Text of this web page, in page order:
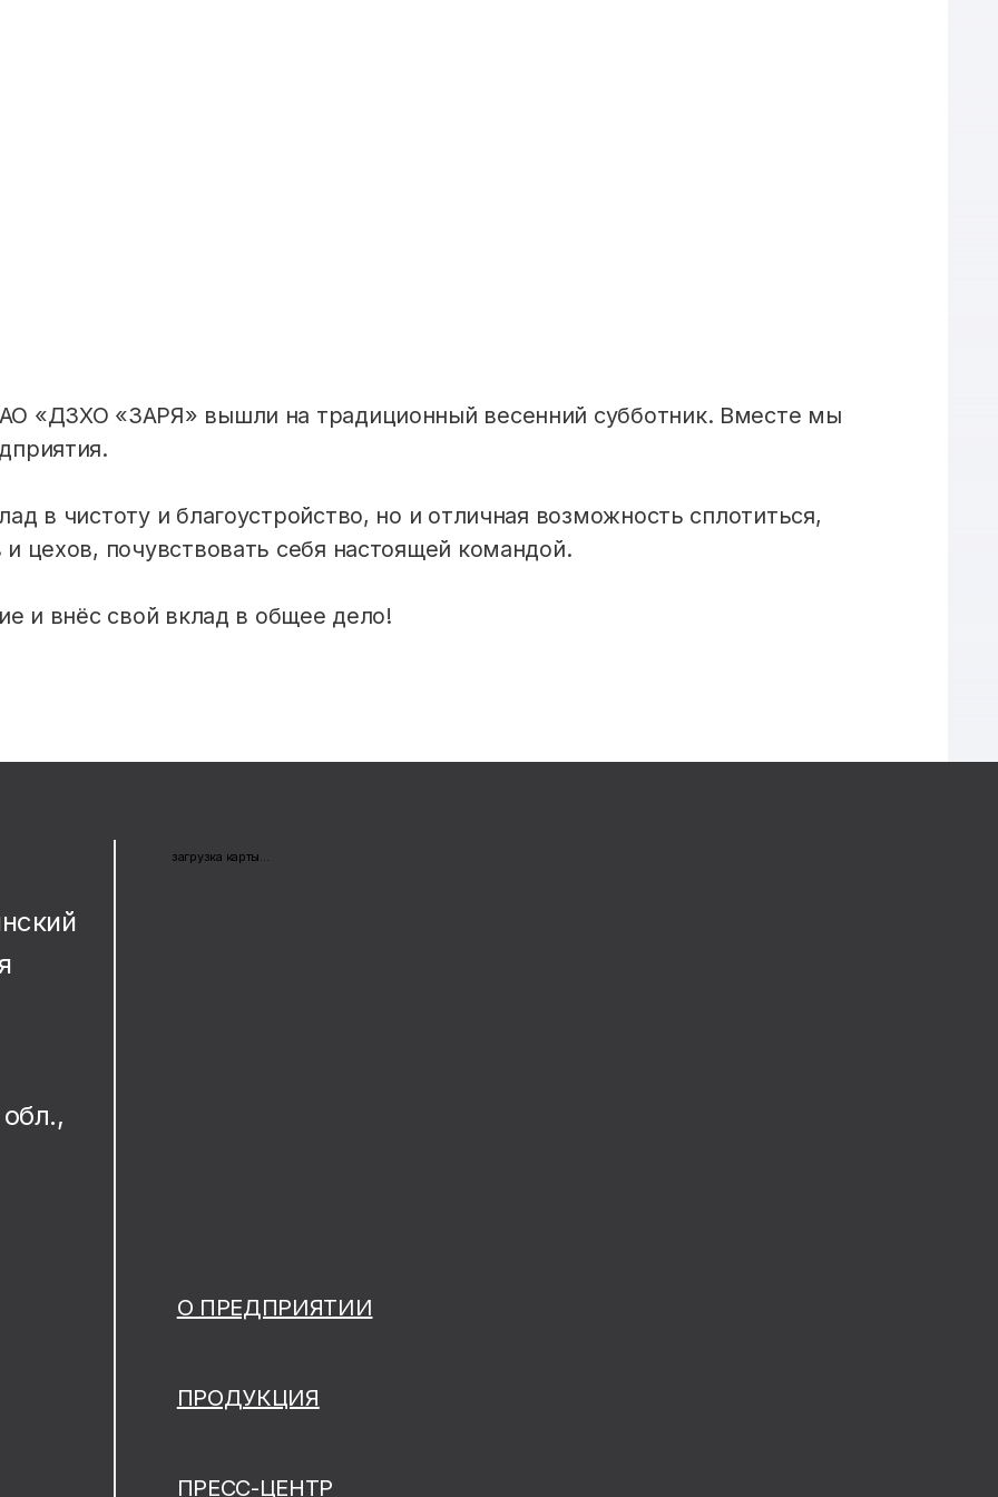
«ДЗХО «ЗАРЯ» вышли на традиционный весенний субботник. Вместе мы
в чистоту и благоустройство, но и отличная возможность сплотиться,
цехов, почувствовать себя настоящей командой.
и внёс свой вклад в общее дело!
загрузка карты...
О ПРЕДПРИЯТИИ
ПРОДУКЦИЯ
ПРЕСС-ЦЕНТР